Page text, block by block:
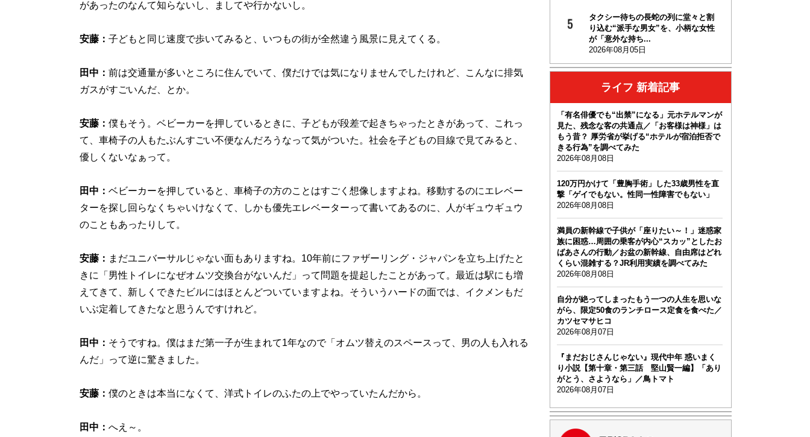
があったのなんて知らないし、ましてや行かないし。
安藤： 子どもと同じ速度で歩いてみると、いつもの街が全然違う風景に見えてくる。
田中： 前は交通量が多いところに住んでいて、僕だけでは気になりませんでしたけれど、こんなに排気
ガスがすごいんだ、とか。
安藤： 僕もそう。ベビーカーを押しているときに、子どもが段差で起きちゃったときがあって、これっ
て、車椅子の人もたぶんすごい不便なんだろうなって気がついた。社会を子どもの目線で見てみると、
優しくないなぁって。
田中： ベビーカーを押していると、車椅子の方のことはすごく想像しますよね。移動するのにエレベー
ターを探し回らなくちゃいけなくて、しかも優先エレベーターって書いてあるのに、人がギュウギュウ
のこともあったりして。
安藤： まだユニバーサルじゃない面もありますね。10年前にファザーリング・ジャパンを立ち上げたと
きに「男性トイレになぜオムツ交換台がないんだ」って問題を提起したことがあって。最近は駅にも増
えてきて、新しくできたビルにはほとんどついていますよね。そういうハードの面では、イクメンもだ
いぶ定着してきたなと思うんですけれど。
田中： そうですね。僕はまだ第一子が生まれて1年なので「オムツ替えのスペースって、男の人も入れる
んだ」って逆に驚きました。
安藤： 僕のときは本当になくて、洋式トイレのふたの上でやっていたんだから。
田中： へえ～。
タクシー待ちの長蛇の列に堂々と割
り込む“派手な男女”を、小柄な女性
が「意外な持ち...
2026年08月05日
ライフ 新着記事
「有名俳優でも“出禁”になる」元ホテルマンが
見た、残念な客の共通点／「お客様は神様」は
もう昔？ 厚労省が挙げる“ホテルが宿泊拒否で
きる行為”を調べてみた
2026年08月08日
120万円かけて「豊胸手術」した33歳男性を直
撃「ゲイでもない。性同一性障害でもない」
2026年08月08日
満員の新幹線で子供が「座りたい～！」迷惑家
族に困惑…周囲の乗客が内心“スカッ”としたお
ばあさんの行動／お盆の新幹線、自由席はどれ
くらい混雑する？JR利用実績を調べてみた
2026年08月08日
自分が絶ってしまったもう一つの人生を思いな
がら、限定50食のランチロース定食を食べた／
カツセマサヒコ
2026年08月07日
『まだおじさんじゃない』現代中年 惑いまく
り小説【第十章・第三話 堅山賢一編】「あり
がとう、さようなら」／鳥トマト
2026年08月07日